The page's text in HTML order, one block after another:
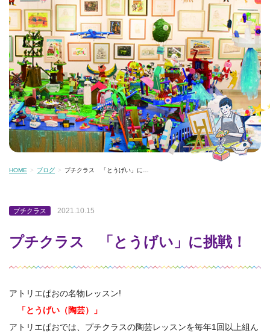
HOME ブログ プチクラス 「とうげい」に…
プチクラス 2021.10.15
プチクラス 「とうげい」に挑戦！
アトリエぱおの名物レッスン!
「とうげい（陶芸）」
アトリエぱおでは、プチクラスの陶芸レッスンを毎年1回以上組ん